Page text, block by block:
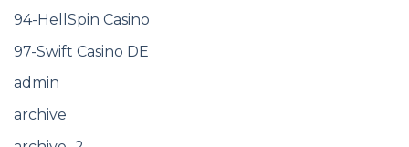
94-HellSpin Casino
97-Swift Casino DE
admin
archive